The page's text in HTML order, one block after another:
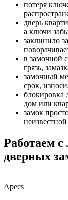
потеря
дверь
а ключи
заклинило
в замочной
грязь,
замочный
срок,
блокировка
дом или
замок
Работаем
дверных
Apecs